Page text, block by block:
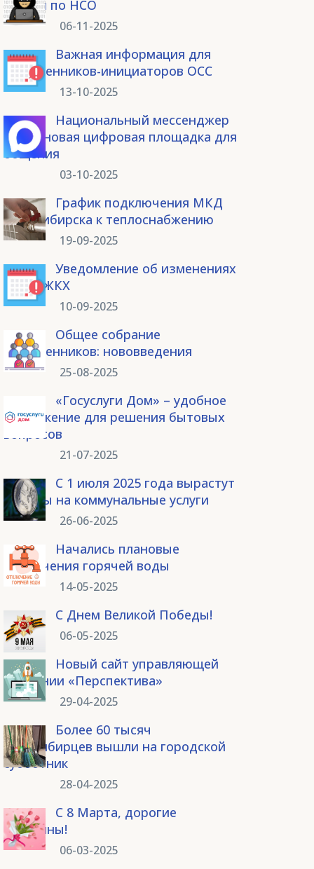
России по НСО
06-11-2025
Важная информация для
собственников-инициаторов ОСС
13-10-2025
Национальный мессенджер
Max – новая цифровая площадка для
общения
03-10-2025
График подключения МКД
Новосибирска к теплоснабжению
19-09-2025
Уведомление об изменениях
в ГИС ЖКХ
10-09-2025
Общее собрание
собственников: нововведения
25-08-2025
«Госуслуги Дом» – удобное
приложение для решения бытовых
вопросов
21-07-2025
С 1 июля 2025 года вырастут
тарифы на коммунальные услуги
26-06-2025
Начались плановые
отключения горячей воды
14-05-2025
С Днем Великой Победы!
06-05-2025
Новый сайт управляющей
компании «Перспектива»
29-04-2025
Более 60 тысяч
новосибирцев вышли на городской
субботник
28-04-2025
С 8 Марта, дорогие
женщины!
06-03-2025